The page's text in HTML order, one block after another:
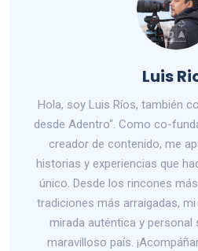
Luis
Hola, soy Luis Ríos, también
desde Adentro". Como co-
creador de contenido, me
historias y experiencias que
único. Desde los rincones
tradiciones más arraigadas,
mirada auténtica y personal
maravilloso país.